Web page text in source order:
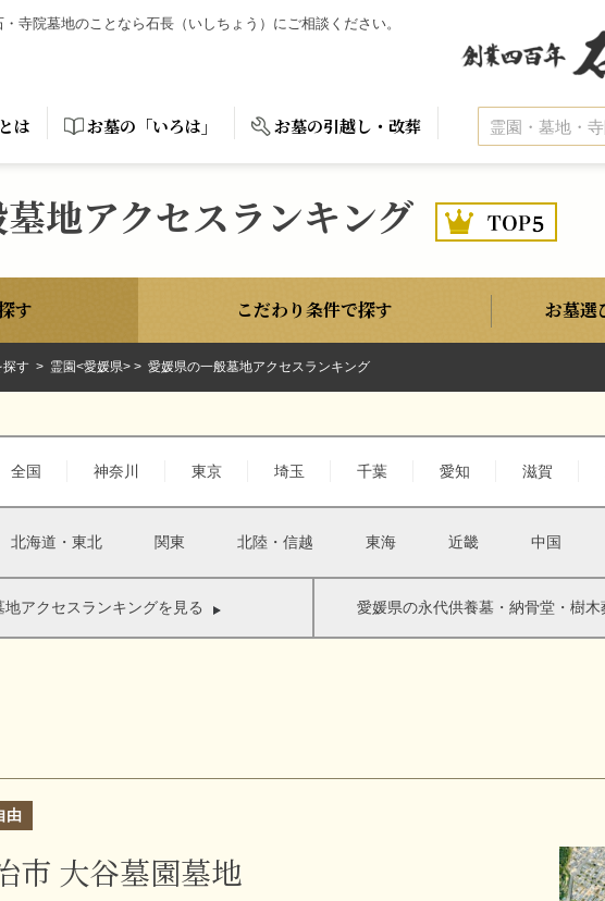
寺院墓地のことなら石長（いしちょう）にご相談ください。
は お墓の「いろは」 お墓の引越し・改葬
地アクセスランキング
す こだわり条件で探す お墓選
探す 霊園<愛媛県> 愛媛県の一般墓地アクセスランキング
全国 神奈川 東京 埼玉 千葉 愛知 滋賀
北海道・東北 関東 北陸・信越 東海 近畿 中国
アクセスランキングを見る 愛媛県の永代供養墓・納骨堂・樹
由
市 大谷墓園墓地